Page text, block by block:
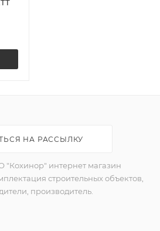
НА РАССЫЛКУ
"Кохинор" интернет магазин
строительных объектов,
производитель.